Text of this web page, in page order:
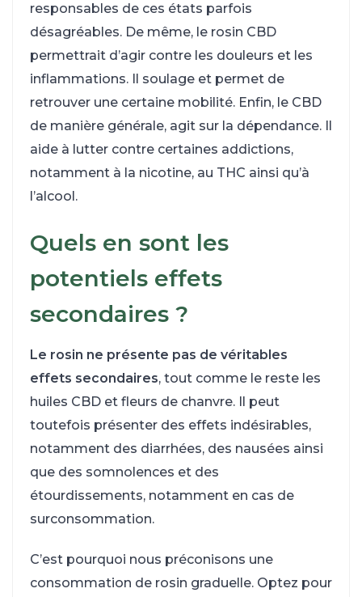
responsables de ces états parfois
désagréables. De même, le rosin CBD
permettrait d’agir contre les douleurs et les
inflammations. Il soulage et permet de
retrouver une certaine mobilité. Enfin, le CBD
de manière générale, agit sur la dépendance. Il
aide à lutter contre certaines addictions,
notamment à la nicotine, au THC ainsi qu’à
l’alcool.
Quels en sont les
potentiels effets
secondaires ?
Le rosin ne présente pas de véritables
effets secondaires, tout comme le reste les
huiles CBD et fleurs de chanvre. Il peut
toutefois présenter des effets indésirables,
notamment des diarrhées, des nausées ainsi
que des somnolences et des
étourdissements, notamment en cas de
surconsommation.
C’est pourquoi nous préconisons une
consommation de rosin graduelle. Optez pour